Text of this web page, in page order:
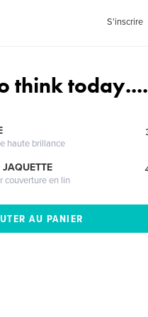
S'inscrire
think today....
haute brillance
JAQUETTE
couverture en lin